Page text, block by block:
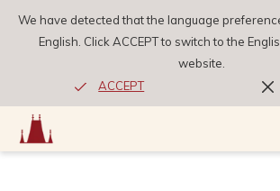
We have detected that the language
English. Click ACCEPT to switch to the
website.
ACCEPT